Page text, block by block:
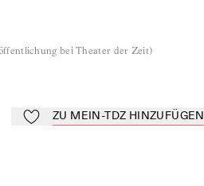
bei Theater der Zeit)
Zu Mein-TdZ hinzufügen
ZU MEIN-TDZ HINZUFÜGEN